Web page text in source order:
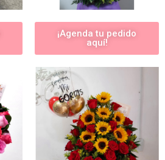
¡Agenda tu pedido
aquí!